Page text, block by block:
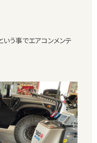
いう事でエアコンメンテ